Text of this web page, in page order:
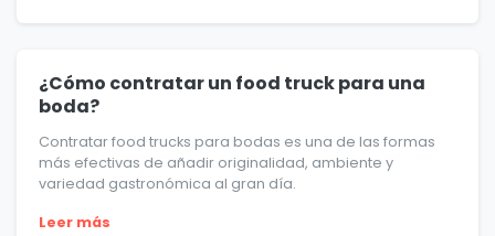
¿Cómo contratar un food truck para una
boda?
Contratar food trucks para bodas es una de las formas
más efectivas de añadir originalidad, ambiente y
variedad gastronómica al gran día.
Leer más